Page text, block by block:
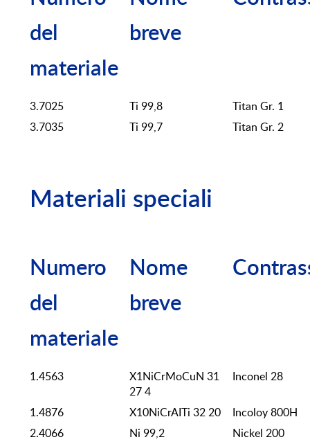
del
materiale
breve
3.7025 Ti 99,8
Titan Gr. 1
3.7035
Ti 99,7 Titan Gr. 2
Materiali speciali
Numero
del
materiale
Nome
breve
1.4563
X1NiCrMoCuN 31
27 4
Inconel 28
1.4876 X10NiCrAITi 32 20
Incoloy 800H
2.4066
Ni 99,2
Nickel 200